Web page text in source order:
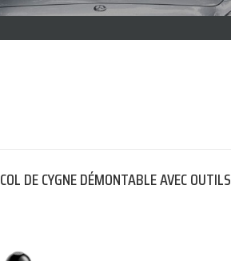
DE CYGNE DÉMONTABLE AVEC OUTILS